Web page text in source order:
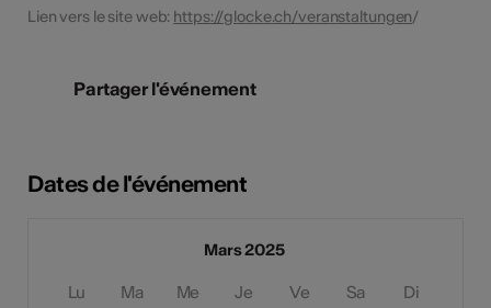
Lien vers le site web: https://glocke.ch/veranstaltungen/
Partager l'événement
Dates de l'événement
Mars 2025
Lu Ma Me Je Ve Sa Di